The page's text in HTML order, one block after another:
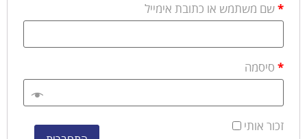
*
*
זכור אותי